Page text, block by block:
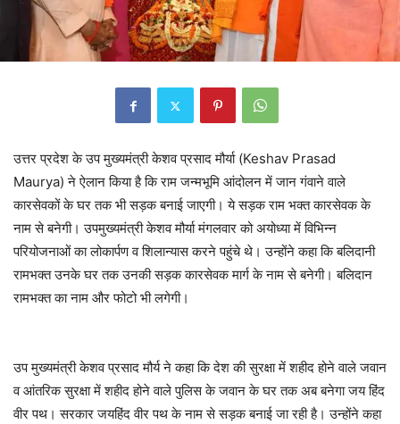
उत्तर प्रदेश के उप मुख्यमंत्री केशव प्रसाद मौर्या (Keshav Prasad
Maurya) ने ऐलान किया है कि राम जन्मभूमि आंदोलन में जान गंवाने वाले
कारसेवकों के घर तक भी सड़क बनाई जाएगी। ये सड़क राम भक्त कारसेवक के
नाम से बनेगी। उपमुख्यमंत्री केशव मौर्या मंगलवार को अयोध्या में विभिन्न
परियोजनाओं का लोकार्पण व शिलान्यास करने पहुंचे थे। उन्होंने कहा कि बलिदानी
रामभक्त उनके घर तक उनकी सड़क कारसेवक मार्ग के नाम से बनेगी। बलिदान
रामभक्त का नाम और फोटो भी लगेगी।
उप मुख्यमंत्री केशव प्रसाद मौर्य ने कहा कि देश की सुरक्षा में शहीद होने वाले जवान
व आंतरिक सुरक्षा में शहीद होने वाले पुलिस के जवान के घर तक अब बनेगा जय हिंद
वीर पथ। सरकार जयहिंद वीर पथ के नाम से सड़क बनाई जा रही है। उन्होंने कहा